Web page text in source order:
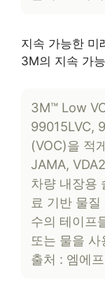
지속 가능한 미
3M의 지속 가
3M™ Low
99015LVC,
(VOC)을 적
JAMA,
차량 내장용
료 기반 물
수의 테이프
또는 물을
출처 : 엠에